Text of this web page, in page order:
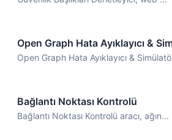
Open Graph Hata Ayıklayıcı &
Open Graph Hata Ayıklayıcı &
Bağlantı Noktası Kontrolü
Bağlantı Noktası Kontrolü aracı, ağın...